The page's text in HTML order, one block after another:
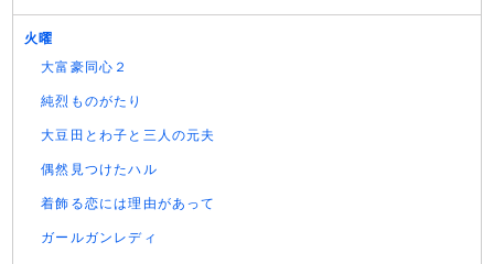
火曜
大富豪同心２
純烈ものがたり
大豆田とわ子と三人の元夫
偶然見つけたハル
着飾る恋には理由があって
ガールガンレディ